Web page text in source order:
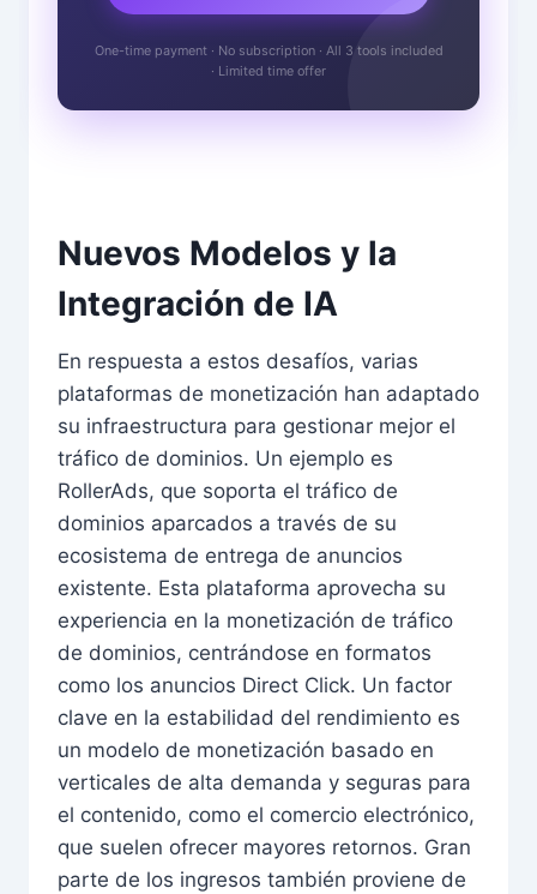
One-time payment · No subscription · All 3 tools included
· Limited time offer
Nuevos Modelos y la
Integración de IA
En respuesta a estos desafíos, varias
plataformas de monetización han adaptado
su infraestructura para gestionar mejor el
tráfico de dominios. Un ejemplo es
RollerAds, que soporta el tráfico de
dominios aparcados a través de su
ecosistema de entrega de anuncios
existente. Esta plataforma aprovecha su
experiencia en la monetización de tráfico
de dominios, centrándose en formatos
como los anuncios Direct Click. Un factor
clave en la estabilidad del rendimiento es
un modelo de monetización basado en
verticales de alta demanda y seguras para
el contenido, como el comercio electrónico,
que suelen ofrecer mayores retornos. Gran
parte de los ingresos también proviene de